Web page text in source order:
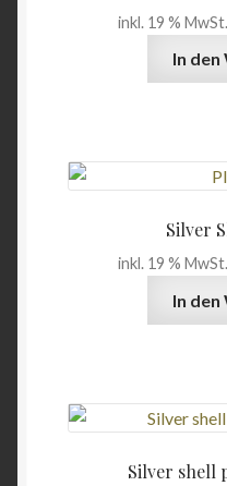
inkl. 19 % MwSt.
In
Silver
inkl. 19 % MwSt.
In
Silver shell